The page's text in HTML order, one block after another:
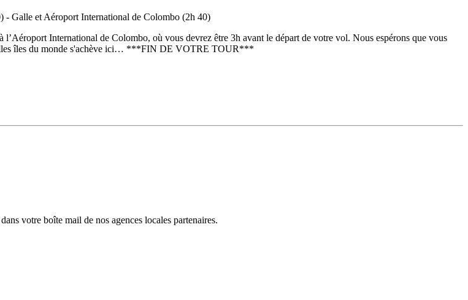
International de Colombo, où vous devrez être 3h avant le départ de votre vol. Nous espérons que vous
îles du monde s'achève ici… ***FIN DE VOTRE TOUR***
votre boîte mail de nos agences locales partenaires.